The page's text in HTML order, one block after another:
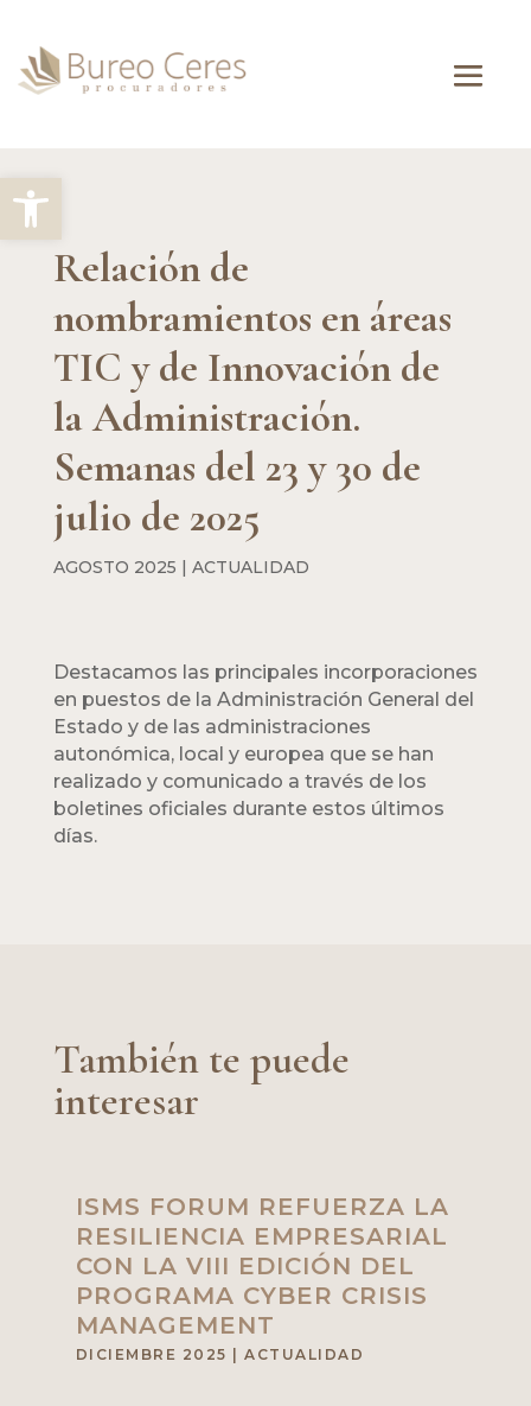
Abrir barra de herramientas
Relación de
nombramientos en áreas
TIC y de Innovación de
la Administración.
Semanas del 23 y 30 de
julio de 2025
AGOSTO 2025 | ACTUALIDAD
Destacamos las principales incorporaciones
en puestos de la Administración General del
Estado y de las administraciones
autonómica, local y europea que se han
realizado y comunicado a través de los
boletines oficiales durante estos últimos
días.
También te puede
interesar
ISMS FORUM REFUERZA LA
RESILIENCIA EMPRESARIAL
CON LA VIII EDICIÓN DEL
PROGRAMA CYBER CRISIS
MANAGEMENT
DICIEMBRE 2025 |ACTUALIDAD